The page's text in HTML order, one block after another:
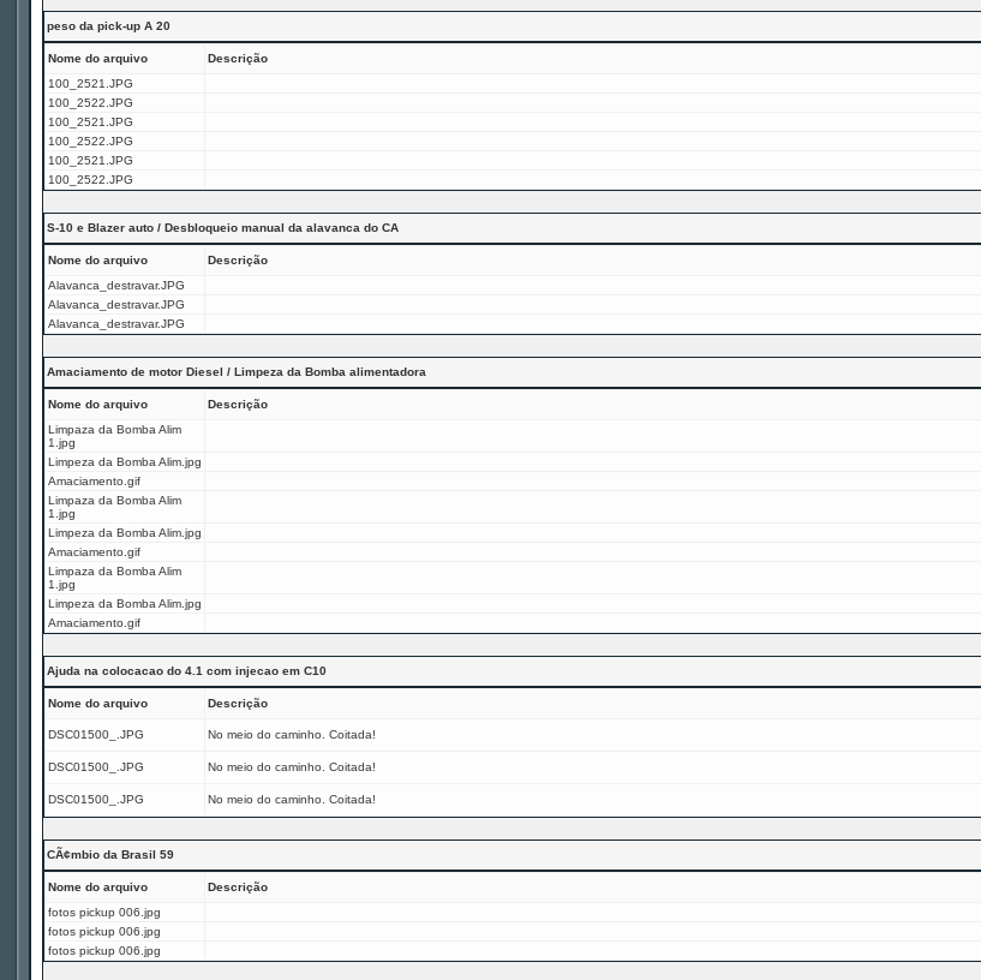
peso da pick-up A 20
Nome do arquivo Descrição
100_2521.JPG
100_2522.JPG
100_2521.JPG
100_2522.JPG
100_2521.JPG
100_2522.JPG
S-10 e Blazer auto / Desbloqueio manual da alavanca do CA
Nome do arquivo Descrição
Alavanca_destravar.JPG
Alavanca_destravar.JPG
Alavanca_destravar.JPG
Amaciamento de motor Diesel / Limpeza da Bomba alimentadora
Nome do arquivo Descrição
Limpaza da Bomba Alim
1.jpg
Limpeza da Bomba Alim.jpg
Amaciamento.gif
Limpaza da Bomba Alim
1.jpg
Limpeza da Bomba Alim.jpg
Amaciamento.gif
Limpaza da Bomba Alim
1.jpg
Limpeza da Bomba Alim.jpg
Amaciamento.gif
Ajuda na colocacao do 4.1 com injecao em C10
Nome do arquivo Descrição
DSC01500_.JPG No meio do caminho. Coitada!
DSC01500_.JPG No meio do caminho. Coitada!
DSC01500_.JPG No meio do caminho. Coitada!
CÃ¢mbio da Brasil 59
Nome do arquivo Descrição
fotos pickup 006.jpg
fotos pickup 006.jpg
fotos pickup 006.jpg